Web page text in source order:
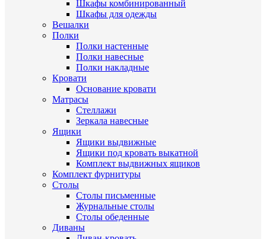
Шкафы комбинированный
Шкафы для одежды
Вешалки
Полки
Полки настенные
Полки навесные
Полки накладные
Кровати
Основание кровати
Матрасы
Стеллажи
Зеркала навесные
Ящики
Ящики выдвижные
Ящики под кровать выкатной
Комплект выдвижных ящиков
Комплект фурнитуры
Столы
Столы письменные
Журнальные cтолы
Столы обеденные
Диваны